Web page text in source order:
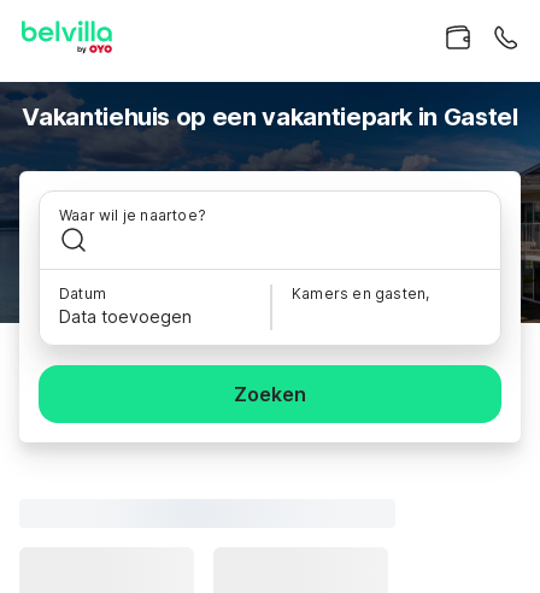
Vakantiehuis op een vakantiepark in Gastel
Waar wil je naartoe?
Datum
Data toevoegen
Kamers en gasten,
Zoeken